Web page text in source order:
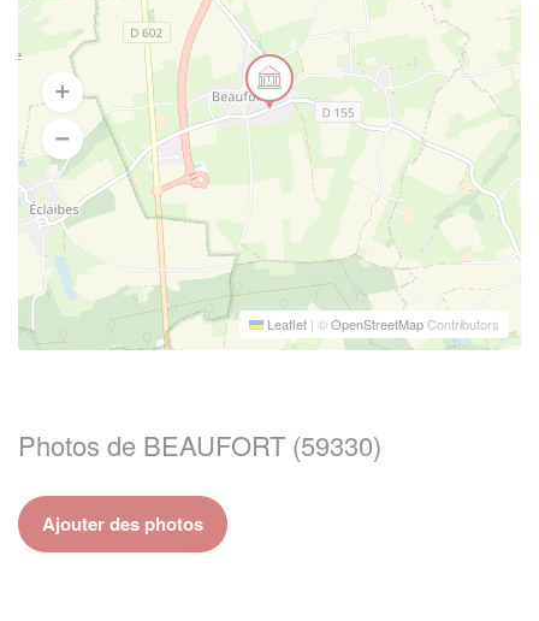
Leaflet | ©OpenStreetMapContributors
Photos de BEAUFORT (59330)
Ajouter des photos